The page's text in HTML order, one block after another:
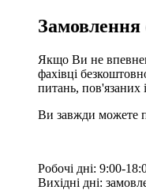
Якщо Ви не
фахівці
питань, пов'язаних
Ви завжди можете
Робочі дні: 9:00-
Вихідні дні: